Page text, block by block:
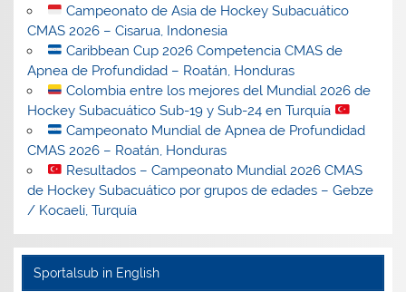
Campeonato de Asia de Hockey Subacuático
CMAS 2026 – Cisarua, Indonesia
Caribbean Cup 2026 Competencia CMAS de
Apnea de Profundidad – Roatán, Honduras
Colombia entre los mejores del Mundial 2026 de
Hockey Subacuático Sub-19 y Sub-24 en Turquía
Campeonato Mundial de Apnea de Profundidad
CMAS 2026 – Roatán, Honduras
Resultados – Campeonato Mundial 2026 CMAS
de Hockey Subacuático por grupos de edades – Gebze
/ Kocaeli, Turquía
Sportalsub in English